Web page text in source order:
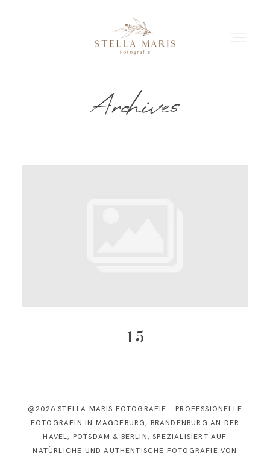
EINBLICKE
Archives
1-5
@2026 STELLA MARIS FOTOGRAFIE - PROFESSIONELLE
FOTOGRAFIN IN MAGDEBURG, BRANDENBURG AN DER
HAVEL, POTSDAM & BERLIN, SPEZIALISIERT AUF
NATÜRLICHE UND AUTHENTISCHE FOTOGRAFIE VON